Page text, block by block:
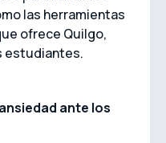
las herramientas
ofrece Quilgo,
estudiantes.
ante los